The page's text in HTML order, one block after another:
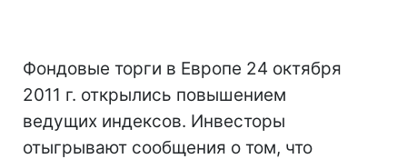
Фондовые торги в Европе 24 октября
2011 г. открылись повышением
ведущих индексов. Инвесторы
отыгрывают сообщения о том, что